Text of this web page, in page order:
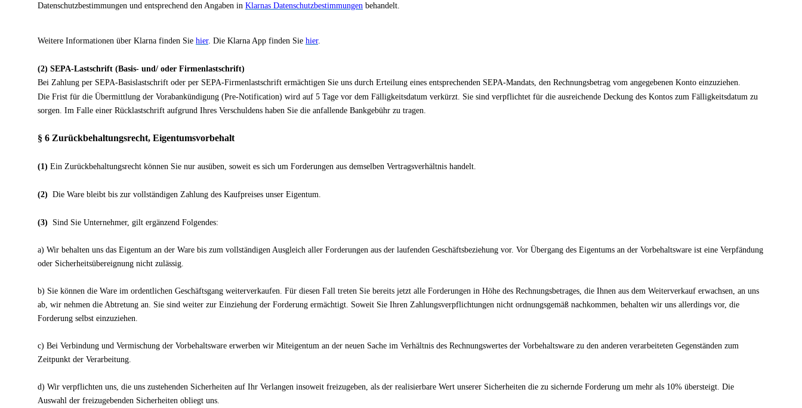
Datenschutzbestimmungen und entsprechend den Angaben in Klarnas Datenschutzbestimmungen behandelt.
Weitere Informationen über Klarna finden Sie hier. Die Klarna App finden Sie hier.
(2) SEPA-Lastschrift (Basis- und/ oder Firmenlastschrift)
Bei Zahlung per SEPA-Basislastschrift oder per SEPA-Firmenlastschrift ermächtigen Sie uns durch Erteilung eines entsprechenden SEPA-Mandats, den Rechnungsbetrag vom angegebenen Konto einzuziehen.
Die Frist für die Übermittlung der Vorabankündigung (Pre-Notification) wird auf 5 Tage vor dem Fälligkeitsdatum verkürzt. Sie sind verpflichtet für die ausreichende Deckung des Kontos zum Fälligkeitsdatum zu
sorgen. Im Falle einer Rücklastschrift aufgrund Ihres Verschuldens haben Sie die anfallende Bankgebühr zu tragen.
§ 6 Zurückbehaltungsrecht, Eigentumsvorbehalt
(1) Ein Zurückbehaltungsrecht können Sie nur ausüben, soweit es sich um Forderungen aus demselben Vertragsverhältnis handelt.
(2) Die Ware bleibt bis zur vollständigen Zahlung des Kaufpreises unser Eigentum.
(3) Sind Sie Unternehmer, gilt ergänzend Folgendes:
a) Wir behalten uns das Eigentum an der Ware bis zum vollständigen Ausgleich aller Forderungen aus der laufenden Geschäftsbeziehung vor. Vor Übergang des Eigentums an der Vorbehaltsware ist eine Verpfändung
oder Sicherheitsübereignung nicht zulässig.
b) Sie können die Ware im ordentlichen Geschäftsgang weiterverkaufen. Für diesen Fall treten Sie bereits jetzt alle Forderungen in Höhe des Rechnungsbetrages, die Ihnen aus dem Weiterverkauf erwachsen, an uns
ab, wir nehmen die Abtretung an. Sie sind weiter zur Einziehung der Forderung ermächtigt. Soweit Sie Ihren Zahlungsverpflichtungen nicht ordnungsgemäß nachkommen, behalten wir uns allerdings vor, die
Forderung selbst einzuziehen.
c) Bei Verbindung und Vermischung der Vorbehaltsware erwerben wir Miteigentum an der neuen Sache im Verhältnis des Rechnungswertes der Vorbehaltsware zu den anderen verarbeiteten Gegenständen zum
Zeitpunkt der Verarbeitung.
d) Wir verpflichten uns, die uns zustehenden Sicherheiten auf Ihr Verlangen insoweit freizugeben, als der realisierbare Wert unserer Sicherheiten die zu sichernde Forderung um mehr als 10% übersteigt. Die
Auswahl der freizugebenden Sicherheiten obliegt uns.